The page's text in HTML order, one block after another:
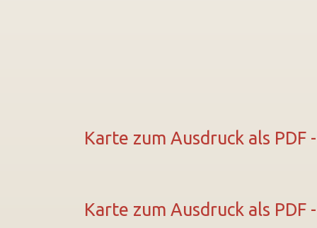
Karte zum Ausdruck als PDF
Karte zum Ausdruck als PDF